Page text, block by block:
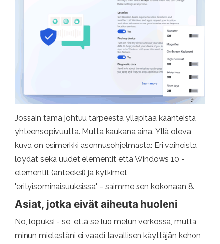
Jossain tämä johtuu tarpeesta ylläpitää käänteistä
yhteensopivuutta. Mutta kaukana aina. Yllä oleva
kuva on esimerkki asennusohjelmasta: Eri vaiheista
löydät sekä uudet elementit että Windows 10 -
elementit (anteeksi) ja kytkimet
"erityisominaisuuksissa" - saimme sen kokonaan 8.
Asiat, jotka eivät aiheuta huoleni
No, lopuksi - se, että se luo melun verkossa, mutta
minun mielestäni ei vaadi tavallisen käyttäjän kehon